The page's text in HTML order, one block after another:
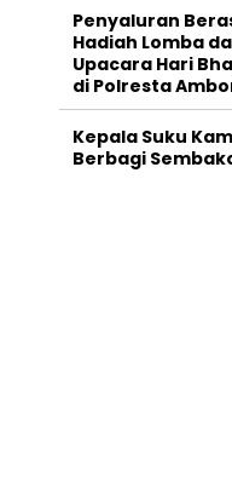
Penyaluran
Hadiah Lomba
Upacara Hari
di Polresta
Kepala Suku
Berbagi